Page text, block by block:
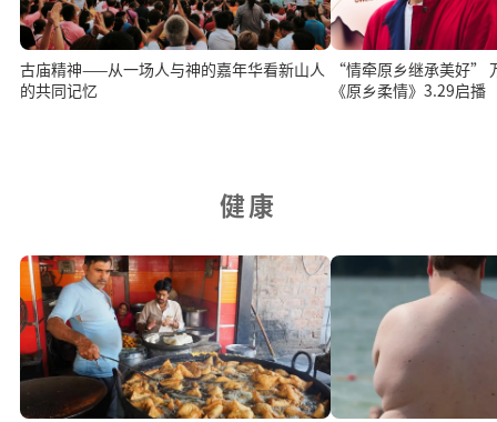
古庙精神——从一场人与神的嘉年华看新山人
的共同记忆
“情牵原乡继承美好” 万富山庄赞助呈献
《原乡柔情》3.29启播
健康